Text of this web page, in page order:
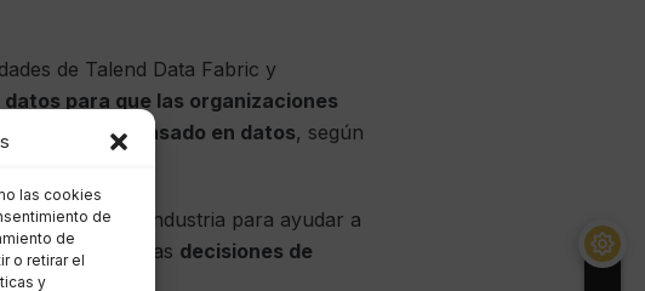
las cookies
de
de
o retirar el
y
de Talend Data Fabric y
para que las organizaciones
robusto basado en datos, según
líder en la industria para ayudar a
ROI y apoyar las decisiones de